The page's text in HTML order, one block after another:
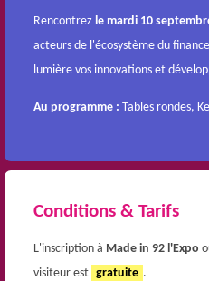
Rencontrez le mardi 10
acteurs de l'écosystème du
lumière vos innovations et
Au programme : Tables rondes,
Conditions & Tarifs
L'inscription à Made in 92 l'Expo
visiteur est gratuite .